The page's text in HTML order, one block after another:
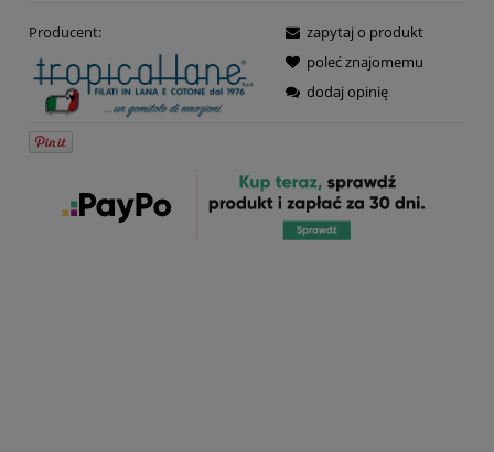
Producent:
zapytaj o produkt
poleć znajomemu
dodaj opinię